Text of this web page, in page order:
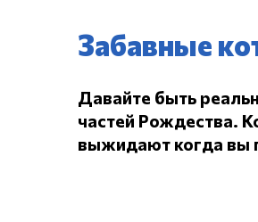
Забавные
Давайте быть
частей Рождества.
выжидают когда вы